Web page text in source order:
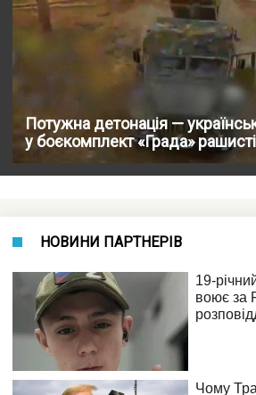
Потужна детонація —
у боєкомплект «Града»
НОВИНИ ПАРТНЕРІВ